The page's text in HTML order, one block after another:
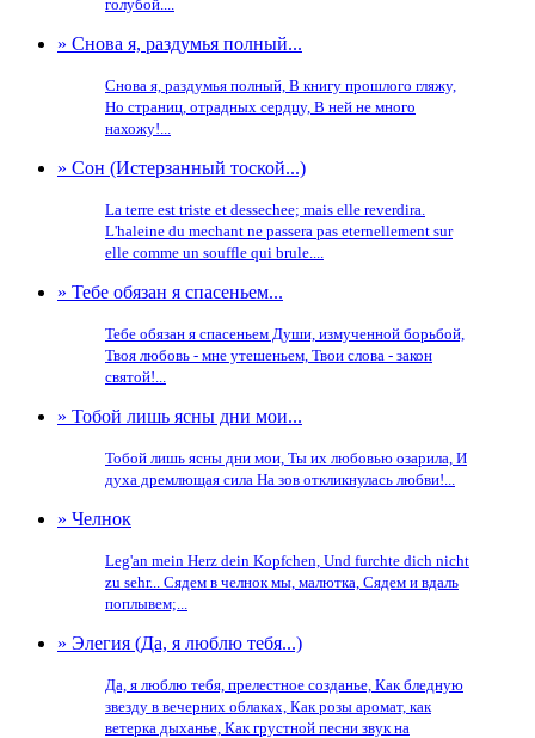
голубой....
» Снова я, раздумья полный...
Снова я, раздумья полный, В книгу прошлого гляжу,
Но страниц, отрадных сердцу, В ней не много
нахожу!...
» Сон (Истерзанный тоской...)
La terre est triste et dessechee; mais elle reverdira.
L'haleine du mechant ne passera pas eternellement sur
elle comme un souffle qui brule....
» Тебе обязан я спасеньем...
Тебе обязан я спасеньем Души, измученной борьбой,
Твоя любовь - мне утешеньем, Твои слова - закон
святой!...
» Тобой лишь ясны дни мои...
Тобой лишь ясны дни мои, Ты их любовью озарила, И
духа дремлющая сила На зов откликнулась любви!...
» Челнок
Leg'an mein Herz dein Kopfchen, Und furchte dich nicht
zu sehr... Сядем в челнок мы, малютка, Сядем и вдаль
поплывем;...
» Элегия (Да, я люблю тебя...)
Да, я люблю тебя, прелестное созданье, Как бледную
звезду в вечерних облаках, Как розы аромат, как
ветерка дыханье, Как грустной песни звук на